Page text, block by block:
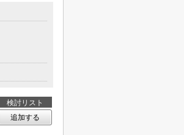
検討リスト
追加する